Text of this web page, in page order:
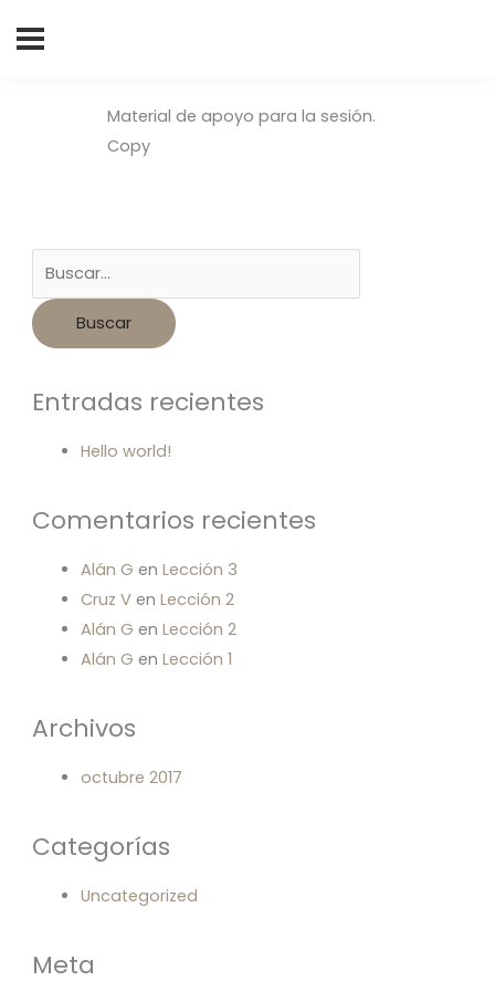
por:
Entradas recientes
Hello world!
Comentarios recientes
Alán G en Lección 3
Cruz Ven Lección 2
Alán G en Lección 2
Alán G en Lección 1
Archivos
octubre 2017
Categorías
Uncategorized
Meta
Material de apoyo para la sesión.
Copy